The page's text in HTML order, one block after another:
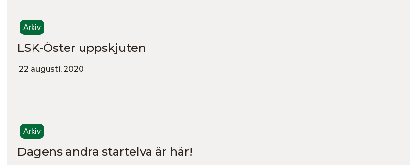
Arkiv
LSK-Öster uppskjuten
22 augusti, 2020
Arkiv
Dagens andra startelva är här!